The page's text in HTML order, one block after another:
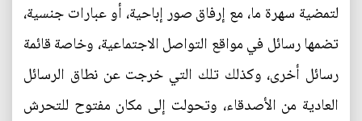
لتمضية سهرة ما، مع إرفاق صور إباحية، أو عبارات جنسية،
تضمها رسائل في مواقع التواصل الاجتماعية، وخاصة قائمة
رسائل أخرى، وكذلك تلك التي خرجت عن نطاق الرسائل
العادية من الأصدقاء، وتحولت إلى مكان مفتوح للتحرش